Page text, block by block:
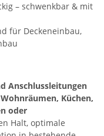
– schwenkbar & mit
für Deckeneinbau,
Anschlussleitungen
Wohnräumen, Küchen,
oder
Halt, optimale